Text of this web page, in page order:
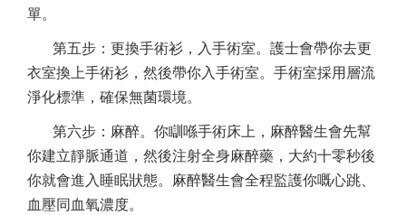
單。
第五步：更換手術衫，入手術室。護士會帶你去更
衣室換上手術衫，然後帶你入手術室。手術室採用層流
淨化標準，確保無菌環境。
第六步：麻醉。你瞓喺手術床上，麻醉醫生會先幫
你建立靜脈通道，然後注射全身麻醉藥，大約十零秒後
你就會進入睡眠狀態。麻醉醫生會全程監護你嘅心跳、
血壓同血氧濃度。